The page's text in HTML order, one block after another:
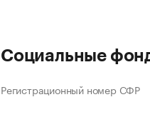
Социальные
Регистрационный номер СФР